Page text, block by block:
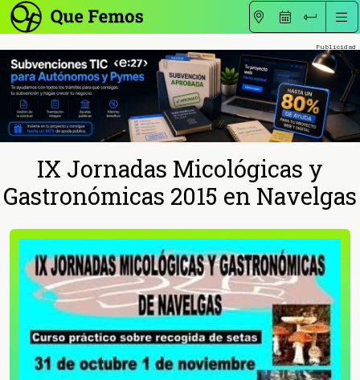
IX Jornadas Micológicas y
Gastronómicas 2015 en Navelgas